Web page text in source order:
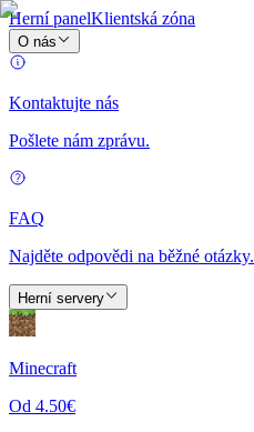
Herní panelKlientská zóna
O nás
Kontaktujte nás
Pošlete nám zprávu.
FAQ
Najděte odpovědi na běžné otázky.
Herní servery
Minecraft
Od 4.50€